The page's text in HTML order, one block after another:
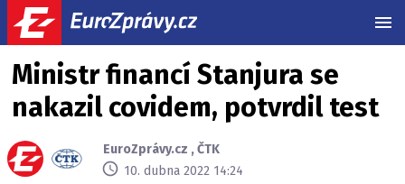
Ministr financí Stanjura se
nakazil covidem, potvrdil test
EuroZprávy.cz ,ČTK
10. dubna 2022 14:24